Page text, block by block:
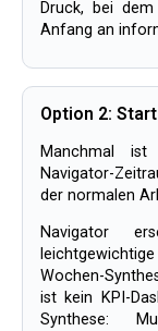
Druck, bei
Anfang an
Option 2:
Manchmal ist der richtige Start ein vierwöchiger
Navigator-
der normalen
Navigator ersetzt zähe Interviewrunden durch
Wochen-
ist kein KPI-
Synthese: